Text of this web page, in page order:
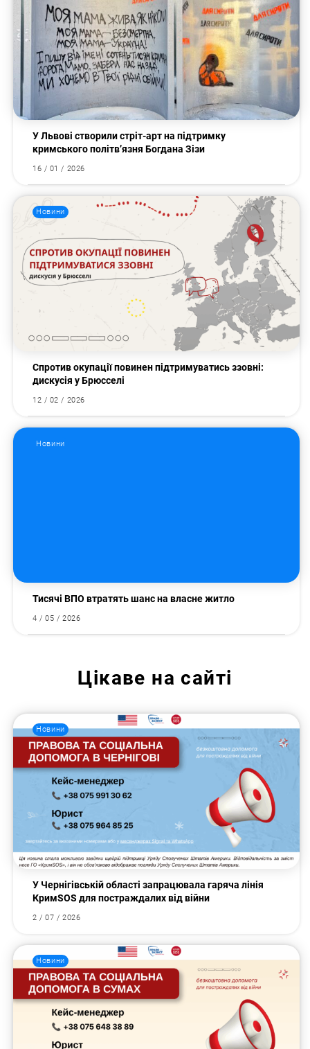
Пошук за запитом:
У Львові створили стріт-арт на підтримку
кримського політв’язня Богдана Зізи
16 / 01 / 2026
Новини
Спротив окупації повинен підтримуватись ззовні:
дискусія у Брюсселі
12 / 02 / 2026
Новини
Тисячі ВПО втратять шанс на власне житло
4 / 05 / 2026
Цікаве на сайті
Новини
У Чернігівській області запрацювала гаряча лінія
КримSOS для постраждалих від війни
2 / 07 / 2026
Новини